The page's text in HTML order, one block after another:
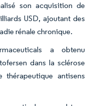
son acquisition de
USD, ajoutant des
rénale chronique.
a obtenu
dans la sclérose
thérapeutique antisens